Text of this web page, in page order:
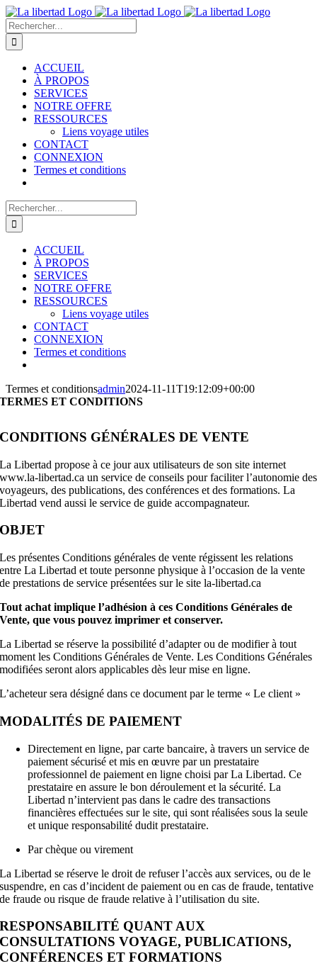
Passer
au
contenu
Rechercher:
ACCUEIL
À PROPOS
SERVICES
NOTRE OFFRE
RESSOURCES
Liens voyage utiles
CONTACT
CONNEXION
Termes et conditions
Rechercher:
ACCUEIL
À PROPOS
SERVICES
NOTRE OFFRE
RESSOURCES
Liens voyage utiles
CONTACT
CONNEXION
Termes et conditions
Termes et conditionsadmin2024-11-11T19:12:09+00:00
TERMES ET CONDITIONS
CONDITIONS GÉNÉRALES DE VENTE
La Libertad propose à ce jour aux utilisateurs de son site internet
www.la-libertad.ca un service de conseils pour faciliter l’autonomie des
voyageurs, des publications, des conférences et des formations. La
Libertad vend aussi le service de guide accompagnateur.
OBJET
Les présentes Conditions générales de vente régissent les relations
entre La Libertad et toute personne physique à l’occasion de la vente
de prestations de service présentées sur le site la-libertad.ca
Tout achat implique l’adhésion à ces Conditions Générales de
Vente, que vous pouvez imprimer et conserver.
La Libertad se réserve la possibilité d’adapter ou de modifier à tout
moment les Conditions Générales de Vente. Les Conditions Générales
modifiées seront alors applicables dès leur mise en ligne.
L’acheteur sera désigné dans ce document par le terme « Le client »
MODALITÉS DE PAIEMENT
Directement en ligne, par carte bancaire, à travers un service de
paiement sécurisé et mis en œuvre par un prestataire
professionnel de paiement en ligne choisi par La Libertad. Ce
prestataire en assure le bon déroulement et la sécurité. La
Libertad n’intervient pas dans le cadre des transactions
financières effectuées sur le site, qui sont réalisées sous la seule
et unique responsabilité dudit prestataire.
Par chèque ou virement
La Libertad se réserve le droit de refuser l’accès aux services, ou de le
suspendre, en cas d’incident de paiement ou en cas de fraude, tentative
de fraude ou risque de fraude relative à l’utilisation du site.
RESPONSABILITÉ QUANT AUX
CONSULTATIONS VOYAGE, PUBLICATIONS,
CONFÉRENCES ET FORMATIONS